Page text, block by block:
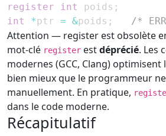
register int poids ;
int
*ptr = &poids ; /*
Attention — register est obsolète
mot-clé register estdéprécié. Les
modernes (GCC, Clang)
bien mieux que le programmeur
manuellement. En pratique,
dans le code moderne.
Récapitulatif